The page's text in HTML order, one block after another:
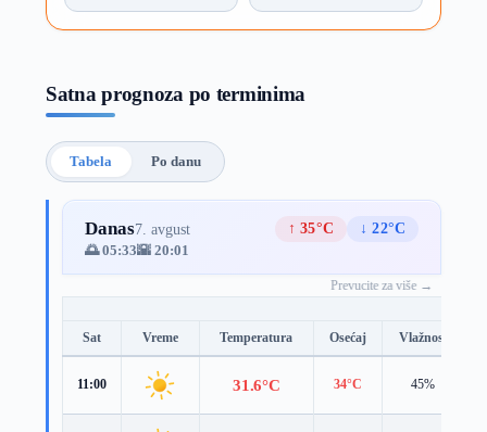
Satna prognoza po terminima
Tabela Po danu
Danas7. avgust ↑ 35°C
↓ 22°C
🌅 05:33🌇 20:01
Prevucite za više →
Sat Vreme Temperatura Osećaj Vlažnost
11:00 31.6°C 34°C 45%